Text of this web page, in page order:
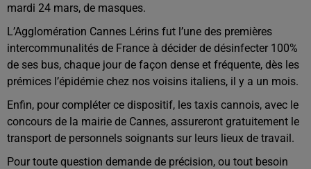
mardi 24 mars, de masques.
L’Agglomération Cannes Lérins fut l’une des premières
intercommunalités de France à décider de désinfecter 100%
de ses bus, chaque jour de façon dense et fréquente, dès les
prémices l’épidémie chez nos voisins italiens, il y a un mois.
Enfin, pour compléter ce dispositif, les taxis cannois, avec le
concours de la mairie de Cannes, assureront gratuitement le
transport de personnels soignants sur leurs lieux de travail.
Pour toute question demande de précision, ou tout besoin